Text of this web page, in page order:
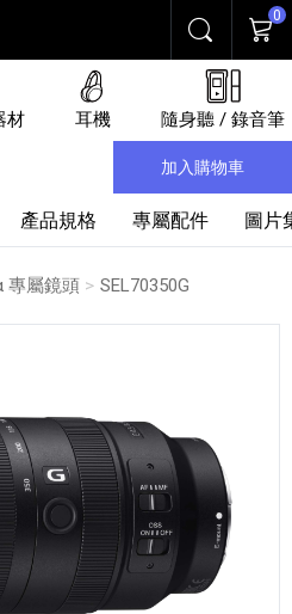
搜尋 購物
0
材 耳機 隨身聽 / 錄音筆
加入購物車
產品規格 專屬配件 圖片
專屬鏡頭 目前頁面：
SEL70350G